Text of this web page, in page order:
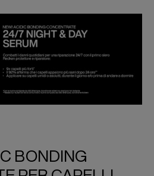
BONDING